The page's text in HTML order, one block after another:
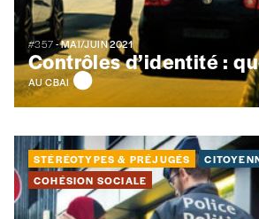
#357- MAI/JUIN 2021
Contrôles d’identité :
AU CBAI
STÉRÉOTYPES & PRÉJUGÉS
COHÉSION SOCIALE